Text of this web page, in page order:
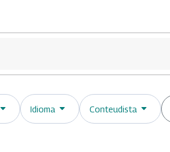
Idioma Conteudista